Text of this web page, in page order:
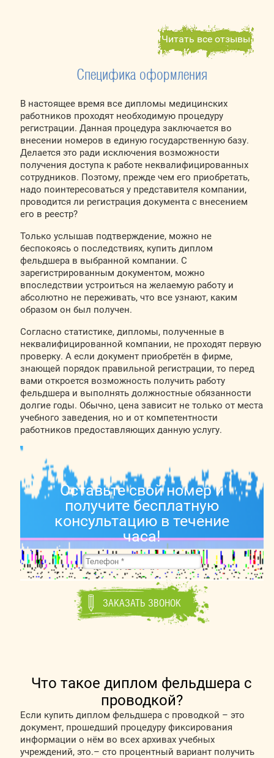
Читать все отзывы
Специфика оформления
В настоящее время все дипломы медицинских
работников проходят необходимую процедуру
регистрации. Данная процедура заключается во
внесении номеров в единую государственную базу.
Делается это ради исключения возможности
получения доступа к работе неквалифицированных
сотрудников. Поэтому, прежде чем его приобретать,
надо поинтересоваться у представителя компании,
проводится ли регистрация документа с внесением
его в реестр?
Только услышав подтверждение, можно не
беспокоясь о последствиях, купить диплом
фельдшера в выбранной компании. С
зарегистрированным документом, можно
впоследствии устроиться на желаемую работу и
абсолютно не переживать, что все узнают, каким
образом он был получен.
Согласно статистике, дипломы, полученные в
неквалифицированной компании, не проходят первую
проверку. А если документ приобретён в фирме,
знающей порядок правильной регистрации, то перед
вами откроется возможность получить работу
фельдшера и выполнять должностные обязанности
долгие годы. Обычно, цена зависит не только от места
учебного заведения, но и от компетентности
работников предоставляющих данную услугу.
Оставьте свой номер и
получите бесплатную
консультацию в течение
часа!
Что такое диплом фельдшера с
проводкой?
Если купить диплом фельдшера с проводкой – это
документ, прошедший процедуру фиксирования
информации о нём во всех архивах учебных
учреждений, это.– сто процентный вариант получить